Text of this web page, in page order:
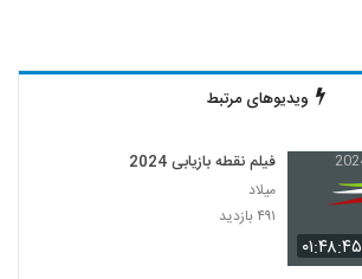
ویدیوهای مرتبط
۰۱:۴۸:۴۵
فیلم نقطه بازیابی 2024
میلاد
۴۹۱ بازدید